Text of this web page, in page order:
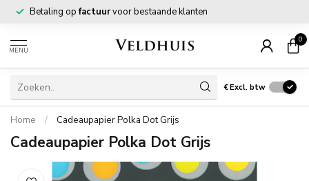
Betaling opfactuurvoor bestaande klanten
MENU
0
€Excl. btw
Home / Cadeaupapier Polka Dot Grijs
Cadeaupapier Polka Dot Grijs